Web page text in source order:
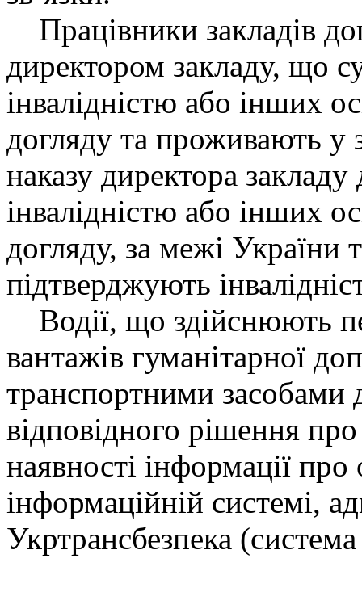
Працівники закладів
директором закладу, що
інвалідністю або інших
догляду та проживають у
наказу директора закладу
інвалідністю або інших
догляду, за межі України
підтверджують
Водії, що здійснюють
вантажів гуманітарної
транспортними засобами
відповідного рішення
наявності інформації про
інформаційній системі,
Укртрансбезпека